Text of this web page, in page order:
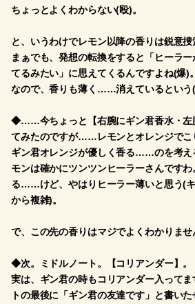
ちょっとよくわからない(殴)。
と、いうわけでレモン以降の香りは鋭意捜
まぁでも、発想の転換をすると「ヒーラ
てるみたい」に思えてくるんですよね(爆)。
なので、香りも薄く……消えているという(
◆……今ちょっと【右腕にギン君香水・左
てみたのですが……レモンとオレンジで
ギン君オレンジが優しく香る……のを考え
モンは確かにツンツンヒーラーさんです
る……けど、やはりヒーラー薄いと思う(
から複雑)。
で、この先の香りはマジでよくわかりませ
◆次。ミドルノート。【コリアンダー】。
実は、ギン君の時もコリアンダー入っ
トの最後に「ギン君の友達です」と書い